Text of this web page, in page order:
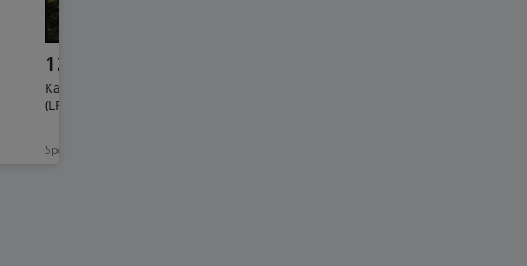
Sponsorowane
129
Kaipa: Urskog - 2Vinyl
(LP)+CD